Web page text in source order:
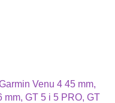
Venu 4 45 mm,
mm, GT 5 i 5 PRO, GT